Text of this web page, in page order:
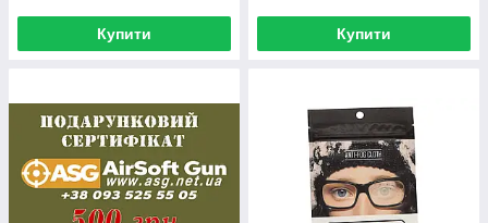
Купити Купити